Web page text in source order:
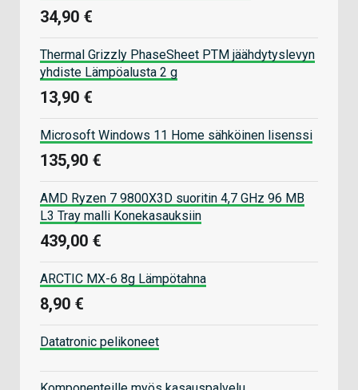
34,90 €
Thermal Grizzly PhaseSheet PTM jäähdytyslevyn
yhdiste Lämpöalusta 2 g
13,90 €
Microsoft Windows 11 Home sähköinen lisenssi
135,90 €
AMD Ryzen 7 9800X3D suoritin 4,7 GHz 96 MB
L3 Tray malli Konekasauksiin
439,00 €
ARCTIC MX-6 8g Lämpötahna
8,90 €
Datatronic pelikoneet